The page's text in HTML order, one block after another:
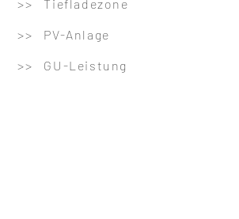
>> Tiefladezone
>> PV-Anlage
>> GU-Leistung